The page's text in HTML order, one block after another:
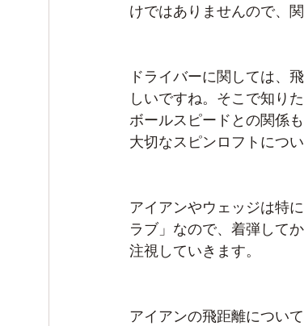
けではありませんので、
ドライバーに関しては、
しいですね。そこで知り
ボールスピードとの関係
大切なスピンロフトにつ
アイアンやウェッジは特
ラブ」なので、着弾して
注視していきます。
アイアンの飛距離につい